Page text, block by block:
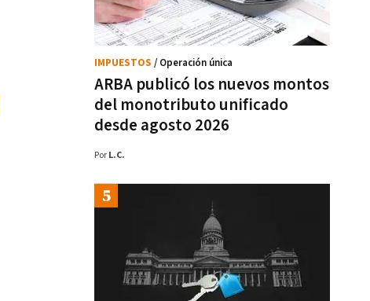
ARBA publicó los nuevos montos
del monotributo unificado
desde agosto 2026
IMPUESTOS / Operación única
Por L.C.